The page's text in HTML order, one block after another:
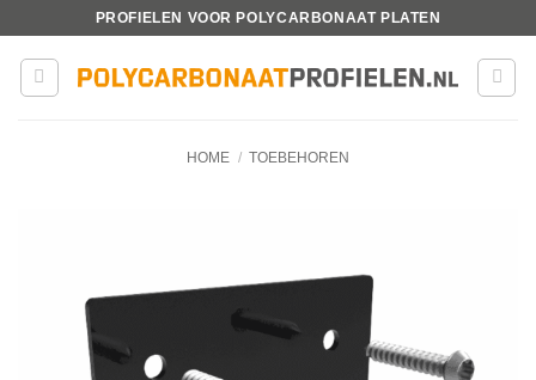
inhoud
PROFIELEN VOOR POLYCARBONAAT PLATEN
HOME / TOEBEHOREN